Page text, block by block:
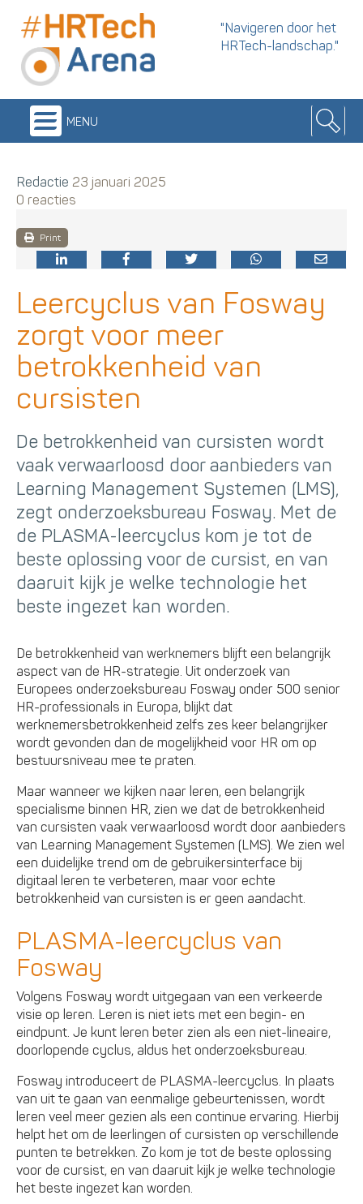
"Navigeren door het
HRTech-landschap."
menu
Redactie 23 januari 2025
0 reacties
Print
Leercyclus van Fosway
zorgt voor meer
betrokkenheid van
cursisten
De betrokkenheid van cursisten wordt
vaak verwaarloosd door aanbieders van
Learning Management Systemen (LMS),
zegt onderzoeksbureau Fosway. Met de
de PLASMA-leercyclus kom je tot de
beste oplossing voor de cursist, en van
daaruit kijk je welke technologie het
beste ingezet kan worden.
De betrokkenheid van werknemers blijft een belangrijk
aspect van de HR-strategie. Uit onderzoek van
Europees onderzoeksbureau Fosway onder 500 senior
HR-professionals in Europa, blijkt dat
werknemersbetrokkenheid zelfs zes keer belangrijker
wordt gevonden dan de mogelijkheid voor HR om op
bestuursniveau mee te praten.
Maar wanneer we kijken naar leren, een belangrijk
specialisme binnen HR, zien we dat de betrokkenheid
van cursisten vaak verwaarloosd wordt door aanbieders
van Learning Management Systemen (LMS). We zien wel
een duidelijke trend om de gebruikersinterface bij
digitaal leren te verbeteren, maar voor echte
betrokkenheid van cursisten is er geen aandacht.
PLASMA-leercyclus van
Fosway
Volgens Fosway wordt uitgegaan van een verkeerde
visie op leren. Leren is niet iets met een begin- en
eindpunt. Je kunt leren beter zien als een niet-lineaire,
doorlopende cyclus, aldus het onderzoeksbureau.
Fosway introduceert de PLASMA-leercyclus. In plaats
van uit te gaan van eenmalige gebeurtenissen, wordt
leren veel meer gezien als een continue ervaring. Hierbij
helpt het om de leerlingen of cursisten op verschillende
punten te betrekken. Zo kom je tot de beste oplossing
voor de cursist, en van daaruit kijk je welke technologie
het beste ingezet kan worden.